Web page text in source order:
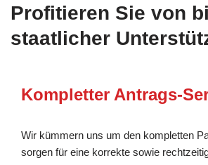
Profitieren Sie von
staatlicher
Kompletter Antrags-
Wir kümmern uns um den kompletten
sorgen für eine korrekte sowie